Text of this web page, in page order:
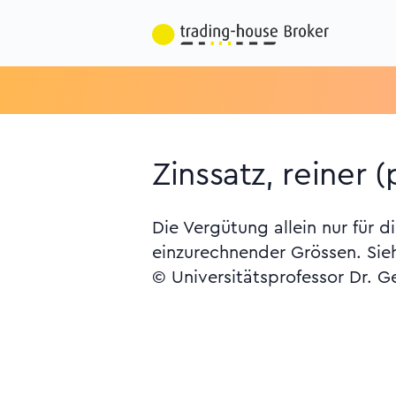
Zinssatz, reiner
Die Vergütung allein nur für
einzurechnender Grössen.
© Universitätsprofessor Dr.